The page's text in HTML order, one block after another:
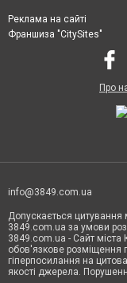
Реклама на сайті
Франшиза "CitySites"
Про
info@3849.com.ua
Допускається цитування
3849.com.ua за умови
3849.com.ua - Сайт міста
обов'язкове розміщення
гіперпосилання на
якості джерела.